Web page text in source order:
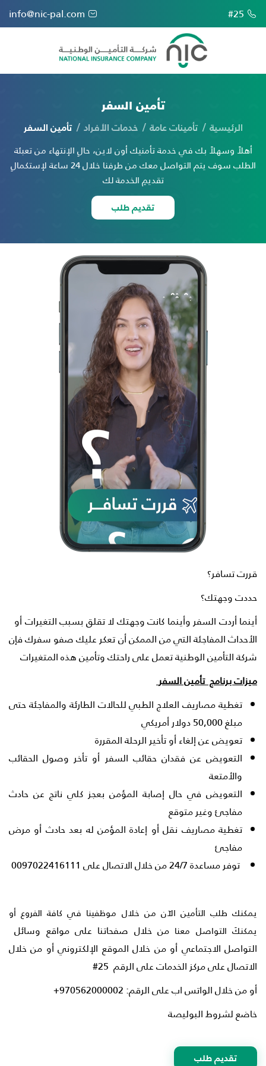
#25
info@nic-pal.com
تأمين السفر
الرئيسية تأمينات عامة خدمات الأفراد تأمين السفر
أهلاً وسهلاً بك في خدمة تأمنيك أون لاين، حالِ الإنتهاء من تعبئة
الطلب سوف يتم التواصل معك من طرفنا خلال 24 ساعة لإستكمالِ
تقديمِ الخدمة لك
تقديم طلب
قررت تسافر؟
حددت وجهتك؟
الأحداث المفاجئة التي من الممكن أن تعكر عليك صفو سفرك فإن
شركة التأمين الوطنية تعمل على راحتك وتأمين هذه المتغيرات
ميزات برنامج تأمين السفر
تغطية مصاريف العلاج الطبي للحالات الطارئة والمفاجئة حتى
مبلغ 50,000 دولار أمريكي
تعويض عن إلغاء أو تأخير الرحلة المقررة
التعويض عن فقدان حقائب السفر أو تأخر وصول الحقائب
والأمتعة
التعويض في حال إصابة المؤمن بعجز كلي ناتج عن حادث
مفاجئ وغير متوقع
تغطية مصاريف نقل أو إعادة المؤمن له بعد حادث أو مرض
مفاجئ
توفر مساعدة 24/7 من خلال الاتصال على
يمكنك طلب التأمين الآن من خلال موظفينا في كافة الفروع أو
يمكنكَ التواصل معنا
من خلال صفحاتنا على مواقع وسائل
التواصل الاجتماعي أو من خلال الموقع الإلكتروني أو من خلال
الاتصال على مركز الخدمات على الرقم 25
#
أو من خلال الواتس اب على الرقم: 0562000002
97
+
خاضع لشروط البوليصة
تقديم طلب